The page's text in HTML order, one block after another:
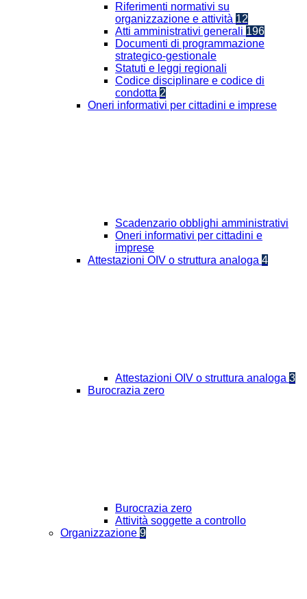
Riferimenti normativi su
organizzazione e attività 12
Atti amministrativi generali 196
Documenti di programmazione
strategico-gestionale
Statuti e leggi regionali
Codice disciplinare e codice di
condotta 2
Oneri informativi per cittadini e imprese
Scadenzario obblighi amministrativi
Oneri informativi per cittadini e
imprese
Attestazioni OIV o struttura analoga 4
Attestazioni OIV o struttura analoga 3
Burocrazia zero
Burocrazia zero
Attività soggette a controllo
Organizzazione 9